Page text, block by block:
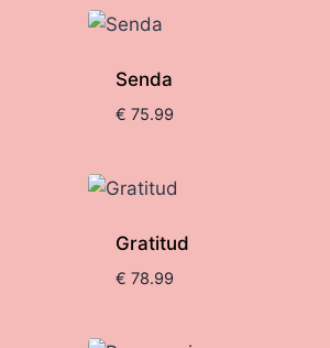
bajo
Senda
€ 75.99
Gratitud
€ 78.99